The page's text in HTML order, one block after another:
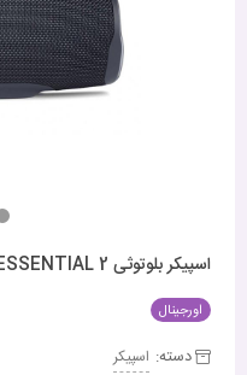
اسپیکر بلوتوثی JBL ESSENTIAL 2
اورجینال
دسته: اسپیکر